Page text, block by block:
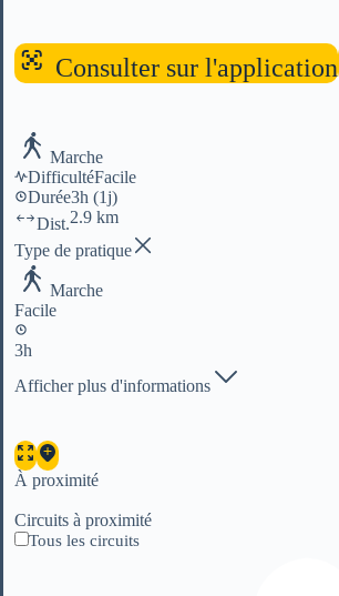
Consulter sur l'application
Marche
DifficultéFacile
Durée3h (1j)
Dist.2.9 km
Type de pratique
Marche
Facile
3h
Afficher plus d'informations
À proximité
Circuits à proximité
Tous les circuits